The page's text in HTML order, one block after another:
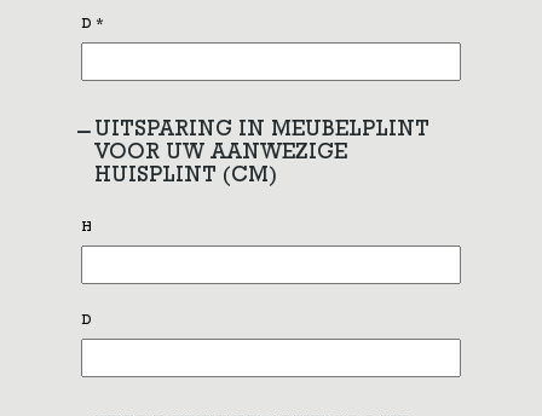
D *
UITSPARING IN MEUBELPLINT
VOOR UW AANWEZIGE
HUISPLINT (CM)
H
D